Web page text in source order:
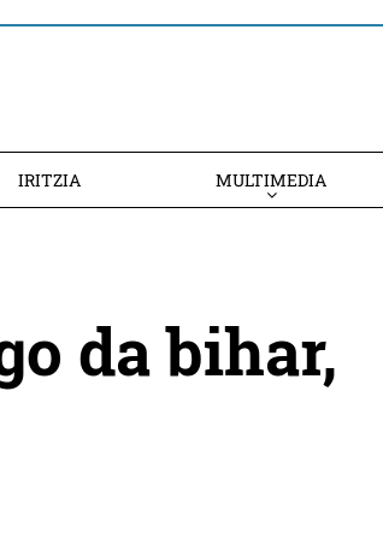
IRITZIA MULTIMEDIA
da bihar,